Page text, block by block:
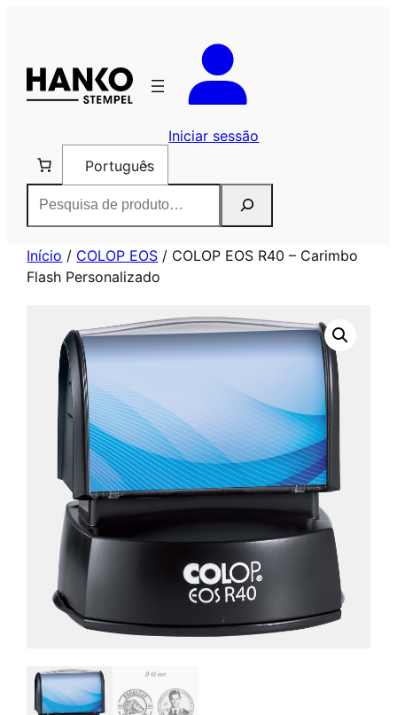
conteúdo
Iniciar sessão
Português
Início / COLOP EOS / COLOP EOS R40 – Carimbo
Flash Personalizado